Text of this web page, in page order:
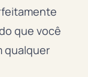
que você
qualquer